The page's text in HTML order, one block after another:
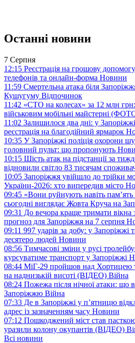
Останні новини
7 Серпня
12:15 Реєстрація на грошову
телефонів та онлайн-форма Новини
11:59 Смертельна атака біля
Кушугуму Відпочинок
11:42 «СТО на колесах» за 12 млн
військовим мобільні майстерні
11:02 Залишилося два дні: у
реєстрація на благодійний ярмарок
10:35 У Запоріжжі поліція охорони
головний пульт: що пропонують
10:15 Шість атак на підстанції за
відновили світло 83 тисячам
10:05 Запоріжжя увійшло до трійки
України-2026: хто випередив місто
09:45 «Вони руйнують навіть
сьогодні виглядає Жовта Круча на
09:31 До вечора краще тримати
прогноз для Запоріжжя на 7 серпня
09:11 997 ударів за добу: у Запоріжжі
десятеро людей Новини
08:56 Тимчасові зміни у русі
курсуватиме транспорт у Запоріжжі
08:44 МіГ-29 пройшов над Хортицею
на наднизькій висоті (ВІДЕО) Війна
08:24 Пожежа після нічної атаки: що
Запоріжжю Війна
07:33 Де в Запоріжжі у п’ятницю
адрес із зазначенням часу Новини
07:12 Пошкоджений міст став
уразили колону окупантів (ВІДЕО)
Всі новини